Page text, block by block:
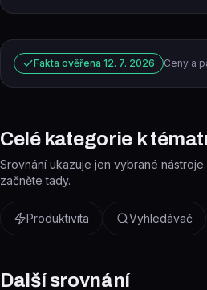
Fakta ověřena 12. 7. 2026 Ceny a
Celé kategorie k
Srovnání ukazuje jen vybrané
začněte tady.
Produktivita Vyhledávač
Další srovnání